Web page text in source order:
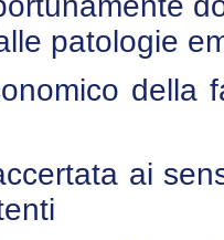
patologie
della
ai